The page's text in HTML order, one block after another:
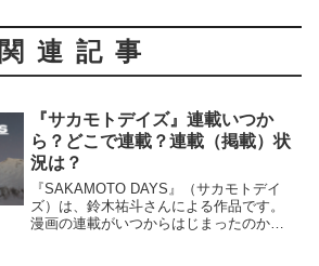
関連記事
『サカモトデイズ』連載いつか
ら？どこで連載？連載（掲載）状
況は？
『SAKAMOTO DAYS』（サカモトデイ
ズ）は、鈴木祐斗さんによる作品です。
漫画の連載がいつからはじまったのか、